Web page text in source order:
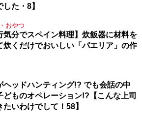
した・8】
おやつ
気分でスペイン料理】炊飯器に材料を
炊くだけでおいしい「パエリア」の作
ヘッドハンティング!? でも会話の中
どものオペレーション!?【こんな上司
たいわけでして！58】